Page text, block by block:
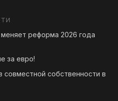
меняет реформа 2026 года
за евро!
совместной собственности в